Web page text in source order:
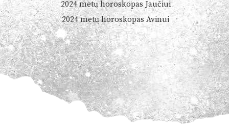
2024 metų horoskopas Jaučiui
2024 metų horoskopas Avinui